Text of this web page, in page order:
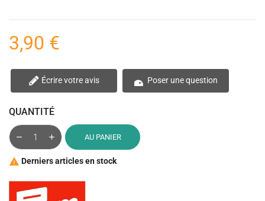
3,90 €
Écrire votre avis Poser une question
QUANTITÉ
AU PANIER
 Derniers articles en stock